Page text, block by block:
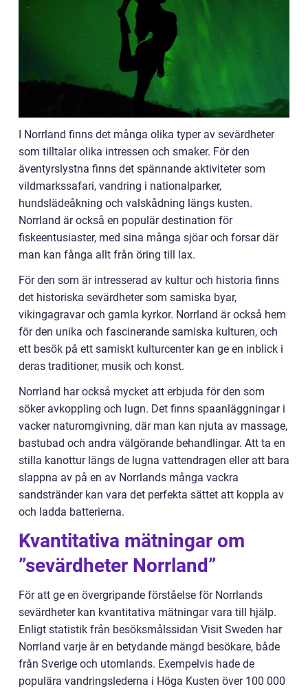
I Norrland finns det många olika typer av sevärdheter
som tilltalar olika intressen och smaker. För den
äventyrslystna finns det spännande aktiviteter som
vildmarkssafari, vandring i nationalparker,
hundslädeåkning och valskådning längs kusten.
Norrland är också en populär destination för
fiskeentusiaster, med sina många sjöar och forsar där
man kan fånga allt från öring till lax.
För den som är intresserad av kultur och historia finns
det historiska sevärdheter som samiska byar,
vikingagravar och gamla kyrkor. Norrland är också hem
för den unika och fascinerande samiska kulturen, och
ett besök på ett samiskt kulturcenter kan ge en inblick i
deras traditioner, musik och konst.
Norrland har också mycket att erbjuda för den som
söker avkoppling och lugn. Det finns spaanläggningar i
vacker naturomgivning, där man kan njuta av massage,
bastubad och andra välgörande behandlingar. Att ta en
stilla kanottur längs de lugna vattendragen eller att bara
slappna av på en av Norrlands många vackra
sandstränder kan vara det perfekta sättet att koppla av
och ladda batterierna.
Kvantitativa mätningar om
”sevärdheter Norrland”
För att ge en övergripande förståelse för Norrlands
sevärdheter kan kvantitativa mätningar vara till hjälp.
Enligt statistik från besöksmålssidan Visit Sweden har
Norrland varje år en betydande mängd besökare, både
från Sverige och utomlands. Exempelvis hade de
populära vandringslederna i Höga Kusten över 100 000